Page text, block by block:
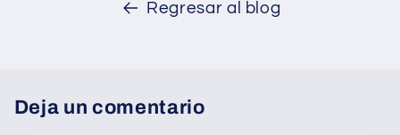
Regresar al blog
Deja un comentario